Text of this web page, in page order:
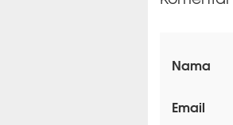
Nama
Email